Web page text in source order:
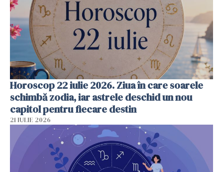
Horoscop 22 iulie 2026. Ziua în care soarele
schimbă zodia, iar astrele deschid un nou
capitol pentru fiecare destin
21 IULIE 2026